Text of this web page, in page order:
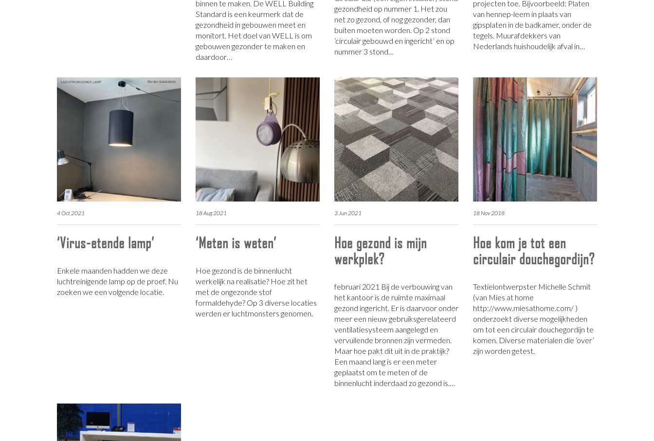
binnen te maken. De WELL Building
Standard is een keurmerk dat de
gezondheid in gebouwen meet en
monitort. Het doel van WELL is om
gebouwen gezonder te maken en
daardoor…
gezondheid op nummer 1. Het zou
net zo gezond, of nog gezonder, dan
buiten moeten worden. Op 2 stond
‘circulair gebouwd en ingericht’ en op
nummer 3 stond…
projecten toe. Bijvoorbeeld: Platen
van hennep-leem in plaats van
gipsplaten in de badkamer, onder de
tegels. Muurafdekkers van
Nederlands huishoudelijk afval in…
4 Oct 2021
‘Virus-etende lamp’
Enkele maanden hadden we deze
luchtreinigende lamp op de proef. Nu
zoeken we een volgende locatie.
18 Aug 2021
‘Meten is weten’
Hoe gezond is de binnenlucht
werkelijk na realisatie? Hoe zit het
met de ongezonde stof
formaldehyde? Op 3 diverse locaties
werden er luchtmonsters genomen.
3 Jun 2021
Hoe gezond is mijn
werkplek?
februari 2021 Bij de verbouwing van
het kantoor is de ruimte maximaal
gezond ingericht. Er is daarvoor onder
meer een nieuw gebruiksgerelateerd
ventilatiesysteem aangelegd en
vervuilende bronnen zijn vermeden.
Maar hoe pakt dit uit in de praktijk?
Een maand lang is er een meter
geplaatst om te meten of de
binnenlucht inderdaad zo gezond is.…
18 Nov 2018
Hoe kom je tot een
circulair douchegordijn?
Textielontwerpster Michelle Schmit
(van Mies at home
http://www.miesathome.com/ )
onderzoekt diverse mogelijkheden
om tot een circulair douchegordijn te
komen. Diverse materialen die ‘over’
zijn worden getest.